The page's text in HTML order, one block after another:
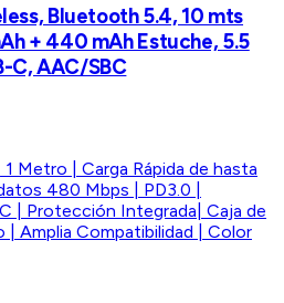
Bluetooth 5.4, 10 mts
+ 440 mAh Estuche, 5.5
C, AAC/SBC